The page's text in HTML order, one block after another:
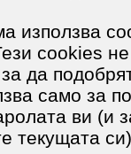
използва
cookies
за да
само за
ви (и
текущата